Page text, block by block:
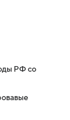
РФ со